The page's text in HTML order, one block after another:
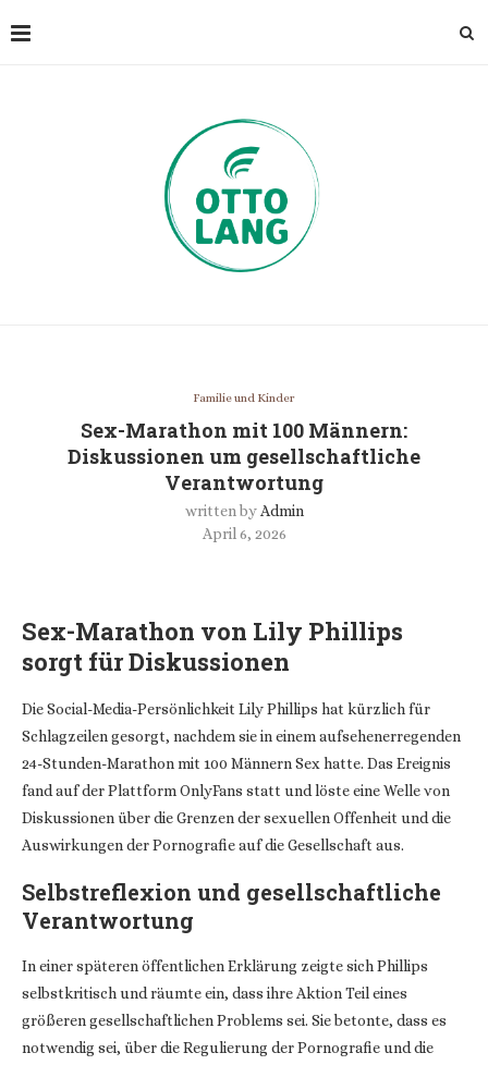
Familie und Kinder
Sex-Marathon mit 100 Männern:
Diskussionen um gesellschaftliche
Verantwortung
written by Admin
April 6, 2026
Sex-Marathon von Lily Phillips
sorgt für Diskussionen
Die Social-Media-Persönlichkeit Lily Phillips hat kürzlich für
Schlagzeilen gesorgt, nachdem sie in einem aufsehenerregenden
24-Stunden-Marathon mit 100 Männern Sex hatte. Das Ereignis
fand auf der Plattform OnlyFans statt und löste eine Welle von
Diskussionen über die Grenzen der sexuellen Offenheit und die
Auswirkungen der Pornografie auf die Gesellschaft aus.
Selbstreflexion und gesellschaftliche
Verantwortung
In einer späteren öffentlichen Erklärung zeigte sich Phillips
selbstkritisch und räumte ein, dass ihre Aktion Teil eines
größeren gesellschaftlichen Problems sei. Sie betonte, dass es
notwendig sei, über die Regulierung der Pornografie und die